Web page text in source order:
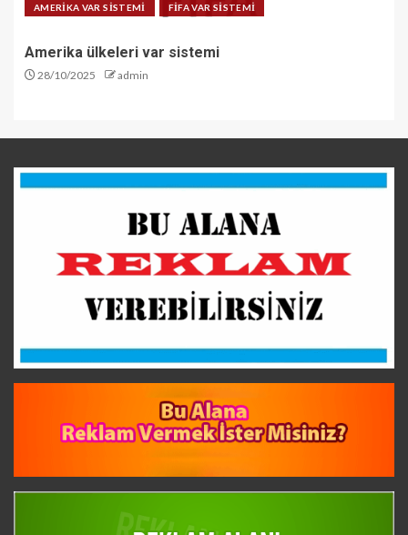
AMERİKA VAR SİSTEMİ FİFA VAR SİSTEMİ
Amerika ülkeleri var sistemi
28/10/2025 admin